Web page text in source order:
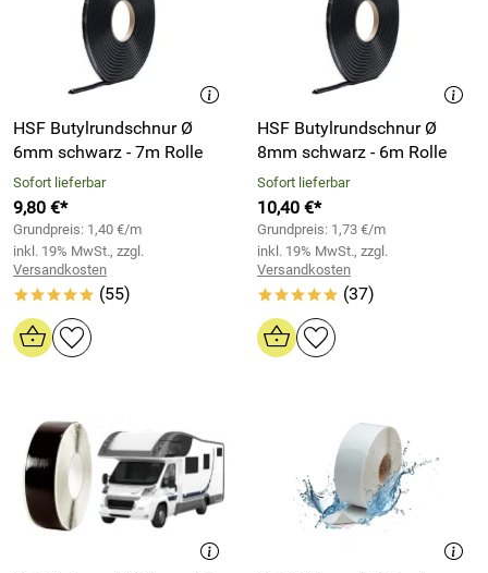
HSF Butylrundschnur Ø
6mm schwarz - 7m Rolle
Sofort lieferbar
9,80 €*
Grundpreis: 1,40 €/m
inkl. 19% MwSt., zzgl.
Versandkosten
***** (55)
HSF Butylrundschnur Ø
8mm schwarz - 6m Rolle
Sofort lieferbar
10,40 €*
Grundpreis: 1,73 €/m
inkl. 19% MwSt., zzgl.
Versandkosten
***** (37)